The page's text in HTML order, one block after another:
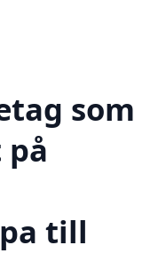
som
till